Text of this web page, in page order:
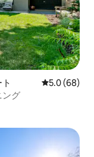
レビュー68
5.0 (68)
ング